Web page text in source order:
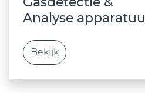
Analyse apparatuu
Bekijk